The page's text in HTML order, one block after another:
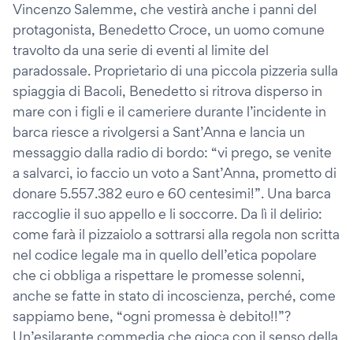
Vincenzo Salemme, che vestirà anche i panni del
protagonista, Benedetto Croce, un uomo comune
travolto da una serie di eventi al limite del
paradossale. Proprietario di una piccola pizzeria sulla
spiaggia di Bacoli, Benedetto si ritrova disperso in
mare con i figli e il cameriere durante l’incidente in
barca riesce a rivolgersi a Sant’Anna e lancia un
messaggio dalla radio di bordo: “vi prego, se venite
a salvarci, io faccio un voto a Sant’Anna, prometto di
donare 5.557.382 euro e 60 centesimi!”. Una barca
raccoglie il suo appello e li soccorre. Da lì il delirio:
come farà il pizzaiolo a sottrarsi alla regola non scritta
nel codice legale ma in quello dell’etica popolare
che ci obbliga a rispettare le promesse solenni,
anche se fatte in stato di incoscienza, perché, come
sappiamo bene, “ogni promessa è debito!!”?
Un’esilarante commedia che gioca con il senso della